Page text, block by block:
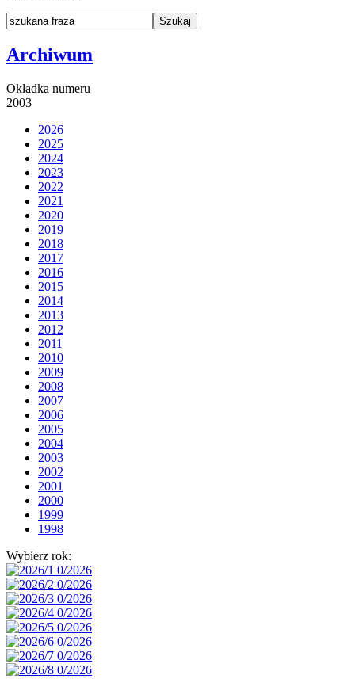
Archiwum
Okładka numeru
2003
2026
2025
2024
2023
2022
2021
2020
2019
2018
2017
2016
2015
2014
2013
2012
2011
2010
2009
2008
2007
2006
2005
2004
2003
2002
2001
2000
1999
1998
Wybierz rok: